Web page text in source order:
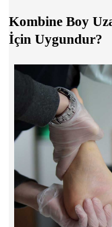
Kombine Boy
İçin Uygundur?